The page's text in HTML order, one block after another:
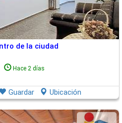
de la ciudad
Hace 2 días
Guardar Ubicación